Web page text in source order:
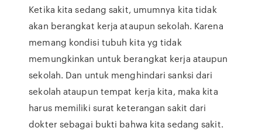
Ketika kita sedang sakit, umumnya kita tidak
akan berangkat kerja ataupun sekolah. Karena
memang kondisi tubuh kita yg tidak
memungkinkan untuk berangkat kerja ataupun
sekolah. Dan untuk menghindari sanksi dari
sekolah ataupun tempat kerja kita, maka kita
harus memiliki surat keterangan sakit dari
dokter sebagai bukti bahwa kita sedang sakit.